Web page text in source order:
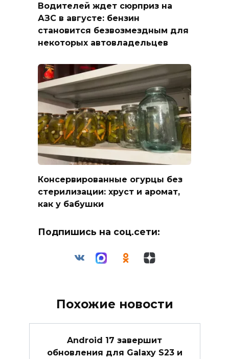
Водителей ждет сюрприз на
АЗС в августе: бензин
становится безвозмездным для
некоторых автовладельцев
Консервированные огурцы без
стерилизации: хруст и аромат,
как у бабушки
Подпишись на соц.сети:
Похожие новости
Android 17 завершит
обновления для Galaxy S23 и